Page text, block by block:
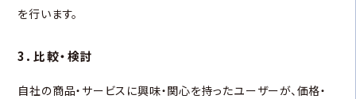
を行います。
3．比較・検討
自社の商品・サービスに興味・関心を持ったユーザーが、価格・